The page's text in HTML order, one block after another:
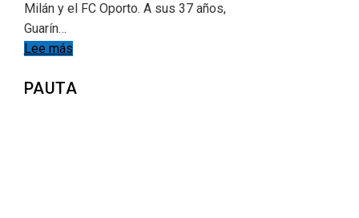
Milán y el FC Oporto. A sus 37 años,
Guarín…
Lee más
PAUTA